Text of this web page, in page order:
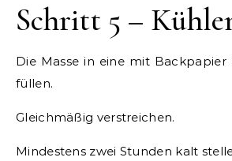
Schritt 5 –
Die Masse in eine mit Backpapier
füllen.
Gleichmäßig verstreichen.
Mindestens zwei Stunden kalt